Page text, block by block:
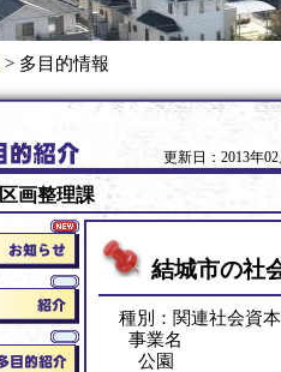
> 多目的情報
更新日：2013年
画整理課
結城市の社
種別：関連社会資
事業名
公園